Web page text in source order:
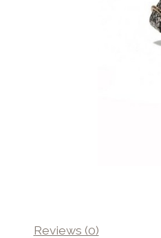
Reviews (0)